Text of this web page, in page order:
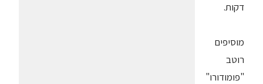
דקות.
מוסיפים
רוטב
"פומודורו"